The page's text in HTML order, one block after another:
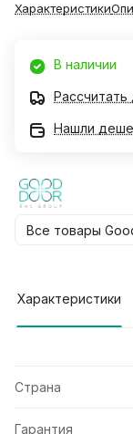
Характеристики
В наличии
Рассчитать
Нашли
Все товары
Характеристики
Страна
Гарантия